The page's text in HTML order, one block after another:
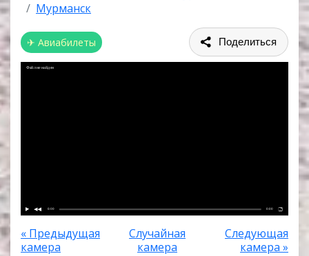
Мурманск
✈ Авиабилеты Поделиться
Файл не найден
0:00 0:00
« Предыдущая
камера
Случайная
камера
Следующая
камера »